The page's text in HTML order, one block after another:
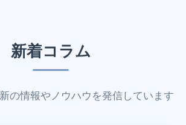
新着コラム
の情報やノウハウを発信しています